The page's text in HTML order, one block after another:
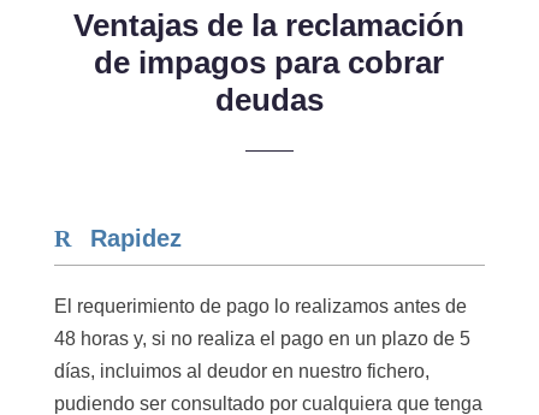
Ventajas de la reclamación
de impagos para cobrar
deudas
Rapidez
El requerimiento de pago lo realizamos antes de
48 horas y, si no realiza el pago en un plazo de 5
días, incluimos al deudor en nuestro fichero,
pudiendo ser consultado por cualquiera que tenga